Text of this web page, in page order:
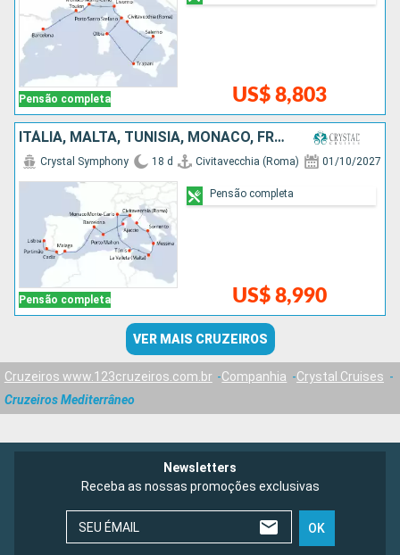
Pensão completa US$ 8,803
ITÁLIA, MALTA, TUNÍSIA, MÔNACO, FRANCIA, ESPANHA, PORTUGAL
Pensão completa
Crystal Symphony 18 d Civitavecchia (Roma) 01/10/2027
US$ 8,990
Pensão completa
VER MAIS CRUZEIROS
Cruzeiros www.123cruzeiros.com.br Companhia
Crystal Cruises
Cruzeiros Mediterrâneo
Newsletters
Receba as nossas promoções exclusivas
SEU ÉMAIL OK